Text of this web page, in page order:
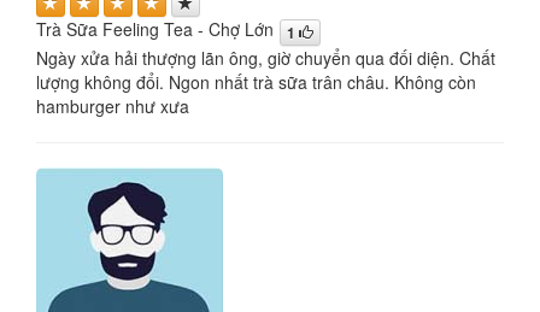
Trà Sữa Feeling Tea - Chợ Lớn 1
Ngày xửa hải thượng lãn ông, giờ chuyển qua đối diện. Chất
lượng không đổi. Ngon nhất trà sữa trân châu. Không còn
hamburger như xưa